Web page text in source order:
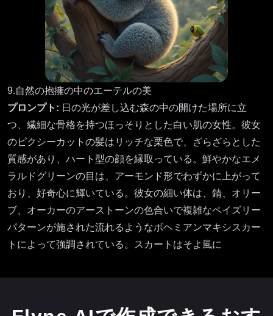
9.自然の抱擁の中のエーテルの美
プロンプト: 日の光が差し込む森の中の開けた場所に立
つ、繊細な骨格を持つほっそりとした白い肌の女性。彼女
のピクシーカットの髪はリッチな栗色で、ざらざらとした
質感があり、ハート型の顔を縁取っている。鮮やかなエメ
ラルドグリーンの目は、アーモンド形でわずかに上がって
おり、好奇心に輝いている。彼女の細い体は、錆、オリー
ブ、オーカーのアーストーンの色合いで複雑なペイズリー
パターンが施された流れるようなボヘミアンマキシスカー
トによって強調されている。スカートはそよ風に